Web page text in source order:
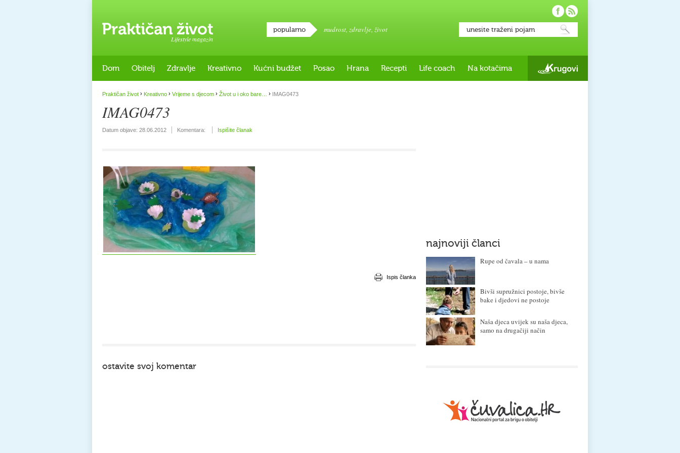
Lifestyle magazin
popularno mudrost, zdravlje, život
Dom Obitelj Zdravlje Kreativno Kućni budžet Posao Hrana Recepti Life coach Na kotačima
Praktičan život › Kreativno › Vrijeme s djecom › Život u i oko bare… › IMAG0473
IMAG0473
Datum objave: 28.06.2012 Komentara: Ispišite članak
Ispis članka
ostavite svoj komentar
najnoviji članci
Rupe od čavala – u nama
Bivši supružnici postoje, bivše
bake i djedovi ne postoje
Naša djeca uvijek su naša djeca,
samo na drugačiji način